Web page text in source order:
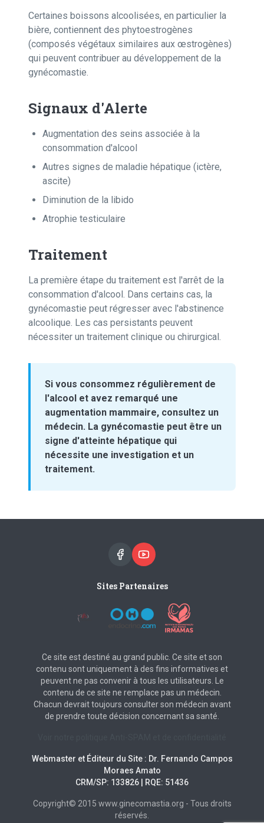
Certaines boissons alcoolisées, en particulier la
bière, contiennent des phytoestrogènes
(composés végétaux similaires aux œstrogènes)
qui peuvent contribuer au développement de la
gynécomastie.
Signaux d'Alerte
Augmentation des seins associée à la
consommation d'alcool
Autres signes de maladie hépatique (ictère,
ascite)
Diminution de la libido
Atrophie testiculaire
Traitement
La première étape du traitement est l'arrêt de la
consommation d'alcool. Dans certains cas, la
gynécomastie peut régresser avec l'abstinence
alcoolique. Les cas persistants peuvent
nécessiter un traitement clinique ou chirurgical.
Si vous consommez régulièrement de
l'alcool et avez remarqué une
augmentation mammaire, consultez un
médecin. La gynécomastie peut être un
signe d'atteinte hépatique qui
nécessite une investigation et un
traitement.
Sites Partenaires
Ce site est destiné au grand public. Ce site et son
contenu sont uniquement à des fins informatives et
peuvent ne pas convenir à tous les utilisateurs. Le
contenu de ce site ne remplace pas un médecin.
Chacun devrait toujours consulter son médecin avant
de prendre toute décision concernant sa santé.
Webmaster et Éditeur du Site : Dr. Fernando Campos
Moraes Amato
CRM/SP: 133826 | RQE: 51436
Copyright© 2015 www.ginecomastia.org - Tous droits
réservés.